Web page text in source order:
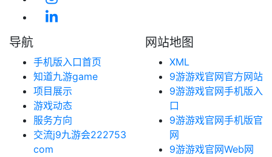
导航
手机版入口首页
知道九游game
项目展示
游戏动态
服务方向
交流j9九游会222753
com
网站地图
XML
9游游戏官网官方网站
9游游戏官网手机版入
口
9游游戏官网手机版官
网
9游游戏官网Web网